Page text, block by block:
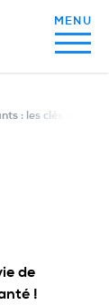
: les clés pour
de
!